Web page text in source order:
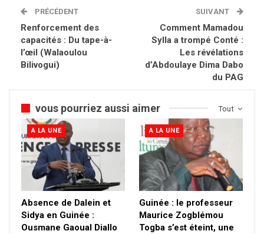
PRÉCÉDENT
Renforcement des
capacités : Du tape-à-
l’œil (Walaoulou
Bilivogui)
SUIVANT
Comment Mamadou
Sylla a trompé Conté :
Les révélations
d’Abdoulaye Dima Dabo
du PAG
Tout
vous pourriez aussi aimer
A LA UNE
Absence de Dalein et
Sidya en Guinée :
Ousmane Gaoual Diallo
A LA UNE
Guinée : le professeur
Maurice Zogblémou
Togba s’est éteint, une